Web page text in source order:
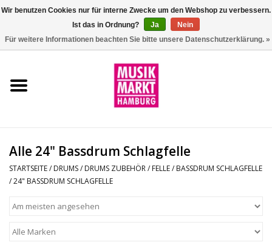
Aktion
Tasteninstrumente
Alle 24" Bassdrum Schlagfelle
STARTSEITE/ DRUMS/ DRUMS ZUBEHÖR/ FELLE/ BASSDRUM SCHLAGFELLE
/24" BASSDRUM SCHLAGFELLE
Wir benutzen Cookies nur für interne Zwecke um den Webshop zu verbessern.
Ist das in Ordnung?
Ja
Nein
Für weitere Informationen beachten Sie bitte unsere Datenschutzerklärung. »